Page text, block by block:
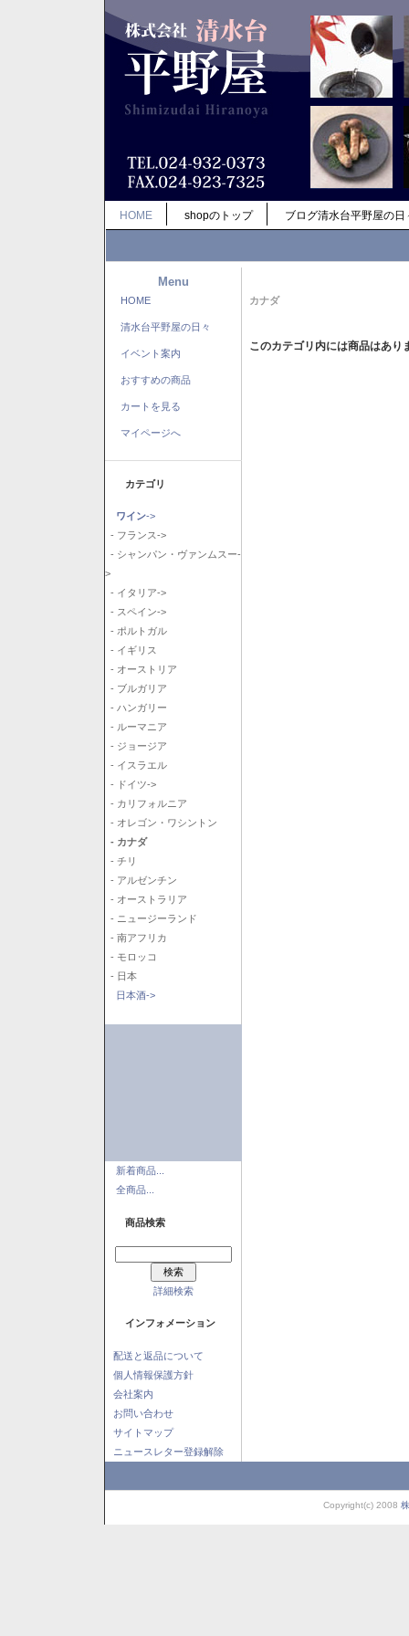
HOME shopのトップ ブログ清水台平野屋の日
Menu
HOME
清水台平野屋の日々
イベント案内
おすすめの商品
カートを見る
マイページへ
カテゴリ
ワイン->
- フランス->
- シャンパン・ヴァンムスー-
>
- イタリア->
- スペイン->
- ポルトガル
- イギリス
- オーストリア
- ブルガリア
- ハンガリー
- ルーマニア
- ジョージア
- イスラエル
- ドイツ->
- カリフォルニア
- オレゴン・ワシントン
- カナダ
- チリ
- アルゼンチン
- オーストラリア
- ニュージーランド
- 南アフリカ
- モロッコ
- 日本
日本酒->
新着商品...
全商品...
商品検索
詳細検索
インフォメーション
配送と返品について
個人情報保護方針
会社案内
お問い合わせ
サイトマップ
ニュースレター登録解除
カナダ
このカテゴリ内には商品はあり
Copyright(c) 2008